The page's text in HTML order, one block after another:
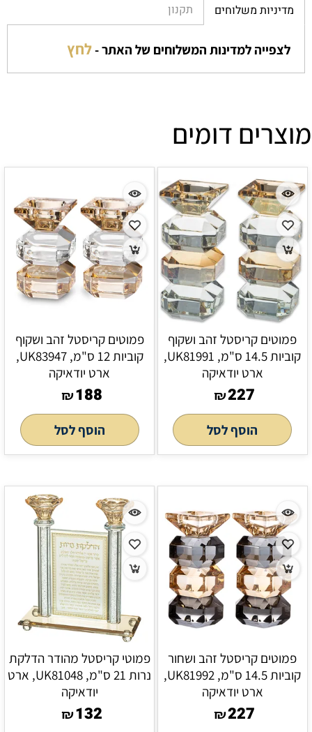
מדיניות משלוחים תקנון
לצפייה למדינות המשלוחים של האתר -לחץ
מוצרים דומים
פמוטים קריסטל זהב ושקוף
קוביות 14.5 ס"מ, UK81991,
ארט יודאיקה
₪227
הוסף לסל
פמוטים קריסטל זהב ושקוף
קוביות 12 ס"מ, UK83947,
ארט יודאיקה
₪188
הוסף לסל
פמוטים קריסטל זהב ושחור
קוביות 14.5 ס"מ, UK81992,
ארט יודאיקה
₪227
פמוטי קריסטל מהודר הדלקת
נרות 21 ס"מ, UK81048, ארט
יודאיקה
₪132